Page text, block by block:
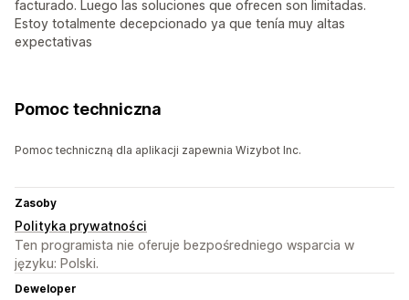
facturado. Luego las soluciones que ofrecen son limitadas.
Estoy totalmente decepcionado ya que tenía muy altas
expectativas
Pomoc techniczna
Pomoc techniczną dla aplikacji zapewnia Wizybot Inc.
Zasoby
Polityka prywatności
Ten programista nie oferuje bezpośredniego wsparcia w
języku: Polski.
Deweloper